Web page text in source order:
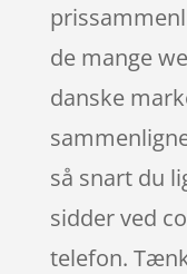
de mange
danske
så snart du
sidder ved
telefon.